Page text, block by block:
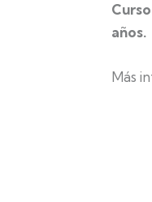
años.
Más